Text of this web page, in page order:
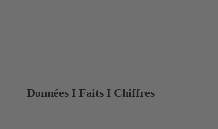
Données I Faits I Chiffres